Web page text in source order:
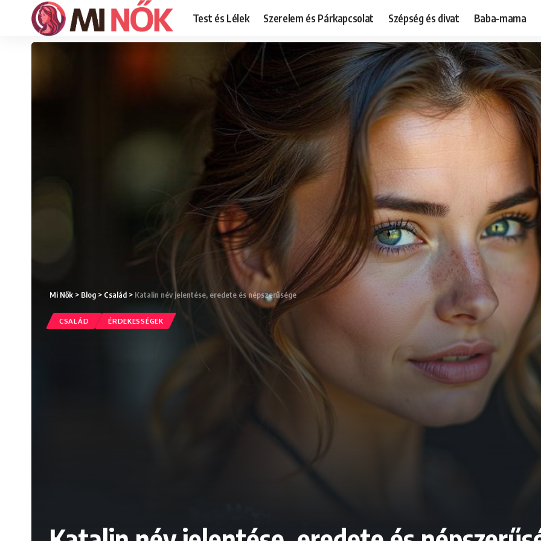
Test és Lélek Szerelem és Párkapcsolat Szépség és divat Baba-mama
Mi Nők > Blog > Család > Katalin név jelentése, eredete és népszerűsége
CSALÁD ÉRDEKESSÉGEK